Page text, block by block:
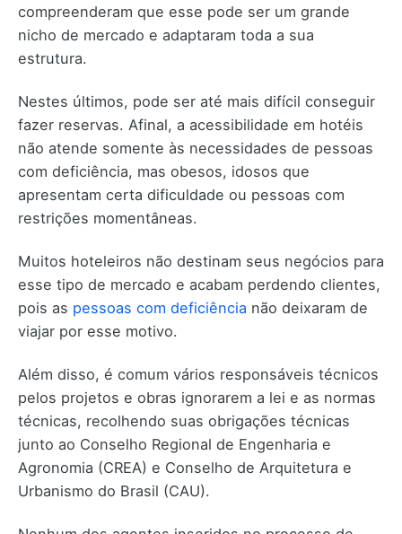
compreenderam que esse pode ser um grande
nicho de mercado e adaptaram toda a sua
estrutura.
Nestes últimos, pode ser até mais difícil conseguir
fazer reservas. Afinal, a acessibilidade em hotéis
não atende somente às necessidades de pessoas
com deficiência, mas obesos, idosos que
apresentam certa dificuldade ou pessoas com
restrições momentâneas.
Muitos hoteleiros não destinam seus negócios para
esse tipo de mercado e acabam perdendo clientes,
pois as pessoas com deficiência não deixaram de
viajar por esse motivo.
Além disso, é comum vários responsáveis técnicos
pelos projetos e obras ignorarem a lei e as normas
técnicas, recolhendo suas obrigações técnicas
junto ao Conselho Regional de Engenharia e
Agronomia (CREA) e Conselho de Arquitetura e
Urbanismo do Brasil (CAU).